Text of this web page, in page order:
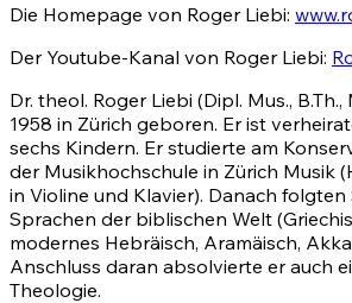
Die Homepage von Roger Liebi:
Der Youtube-Kanal von Roger Liebi:
Dr. theol. Roger Liebi (Dipl. Mus., B.Th.,
1958 in Zürich geboren. Er ist
sechs Kindern. Er studierte am
der Musikhochschule in Zürich Musik
in Violine und Klavier). Danach folgten
Sprachen der biblischen Welt
modernes Hebräisch, Aramäisch,
Anschluss daran absolvierte er auch
Theologie.